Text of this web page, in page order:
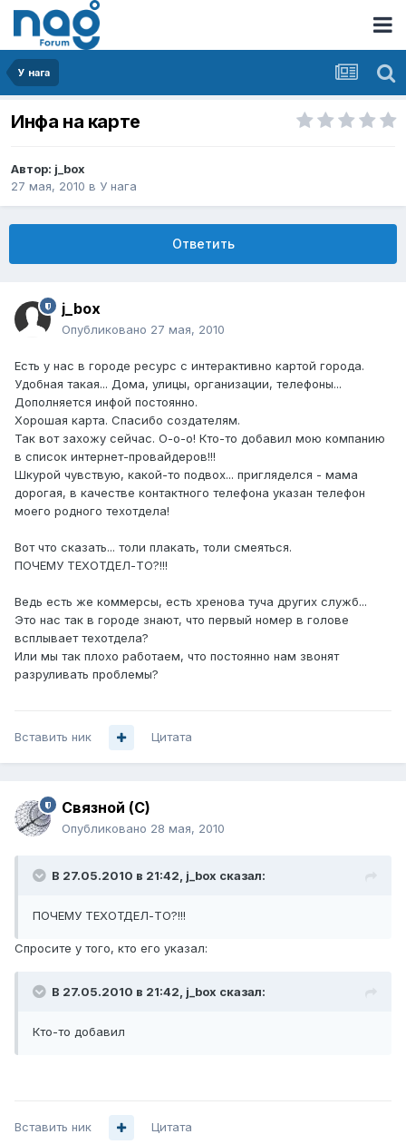
У нага
Инфа на карте
Автор: j_box
27 мая, 2010 в У нага
Ответить
j_box
Опубликовано 27 мая, 2010
Есть у нас в городе ресурс с интерактивно картой города.
Удобная такая... Дома, улицы, организации, телефоны...
Дополняется инфой постоянно.
Хорошая карта. Спасибо создателям.
Так вот захожу сейчас. О-о-о! Кто-то добавил мою компанию
в список интернет-провайдеров!!!
Шкурой чувствую, какой-то подвох... пригляделся - мама
дорогая, в качестве контактного телефона указан телефон
моего родного техотдела!
Вот что сказать... толи плакать, толи смеяться.
ПОЧЕМУ ТЕХОТДЕЛ-ТО?!!!
Ведь есть же коммерсы, есть хренова туча других служб...
Это нас так в городе знают, что первый номер в голове
всплывает техотдела?
Или мы так плохо работаем, что постоянно нам звонят
разруливать проблемы?
Вставить ник Цитата
Связной (С)
Опубликовано 28 мая, 2010
В 27.05.2010 в 21:42, j_box сказал:
ПОЧЕМУ ТЕХОТДЕЛ-ТО?!!!
Спросите у того, кто его указал:
В 27.05.2010 в 21:42, j_box сказал:
Кто-то добавил
Вставить ник Цитата